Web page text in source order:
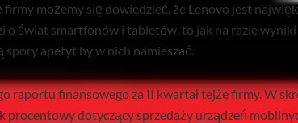
możemy się dowiedzieć, że Lenovo jest
o świat smartfonów i tabletów, to jak na razie wyniki
apetyt by w nich namieszać.
raportu finansowego za II kwartał tejże firmy. W
procentowy dotyczący sprzedaży urządzeń